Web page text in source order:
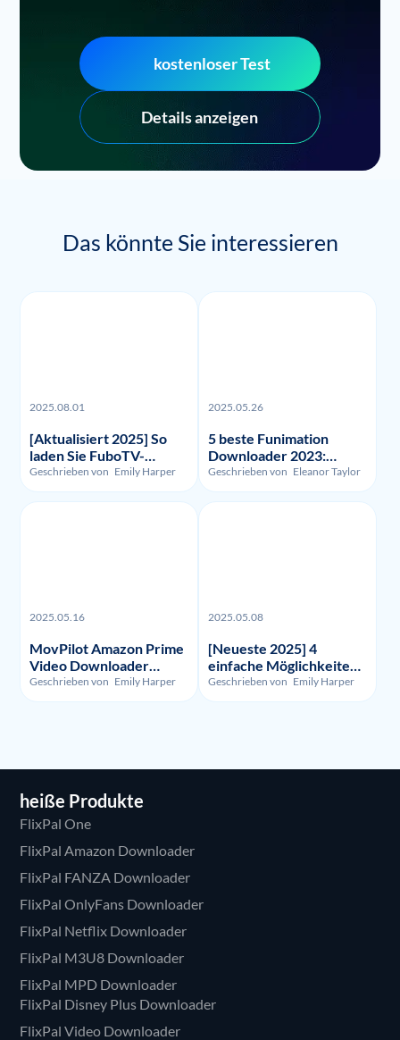
kostenloser Test
Details anzeigen
Das könnte Sie interessieren
2025.08.01
[Aktualisiert 2025] So
laden Sie FuboTV-
Aufnahmen und -Videos
herunter?
Geschrieben von Emily Harper
2025.05.26
5 beste Funimation
Downloader 2023:
Getestet und verglichen
Geschrieben von Eleanor Taylor
2025.05.16
MovPilot Amazon Prime
Video Downloader
Bewertung - Illegalität,
Nutzung und Preis
Geschrieben von Emily Harper
2025.05.08
[Neueste 2025] 4
einfache Möglichkeiten,
um HBO Max
aufzunehmen
Geschrieben von Emily Harper
heiße Produkte
FlixPal One
FlixPal Amazon Downloader
FlixPal FANZA Downloader
FlixPal OnlyFans Downloader
FlixPal Netflix Downloader
FlixPal M3U8 Downloader
FlixPal MPD Downloader
FlixPal Disney Plus Downloader
FlixPal Video Downloader